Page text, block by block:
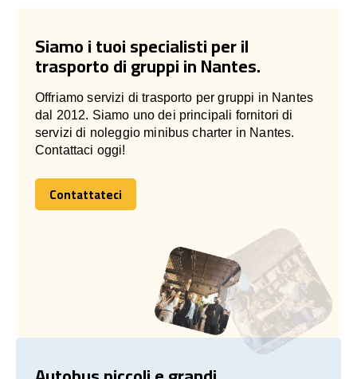
Siamo i tuoi specialisti per il
trasporto di gruppi in Nantes.
Offriamo servizi di trasporto per gruppi in Nantes
dal 2012. Siamo uno dei principali fornitori di
servizi di noleggio minibus charter in Nantes.
Contattaci oggi!
Contattateci
Contattateci